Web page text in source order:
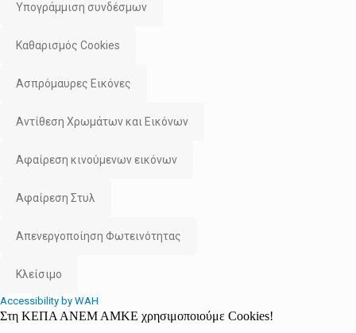
Υπογράμμιση συνδέσμων
Καθαρισμός Cookies
Ασπρόμαυρες Εικόνες
Αντίθεση Χρωμάτων και Εικόνων
Αφαίρεση κινούμενων εικόνων
Αφαίρεση Στυλ
Απενεργοποίηση Φωτεινότητας
Κλείσιμο
Accessibility by WAH
Στη ΚΕΠΑ ΑΝΕΜ ΑΜΚΕ χρησιμοποιούμε Cookies!